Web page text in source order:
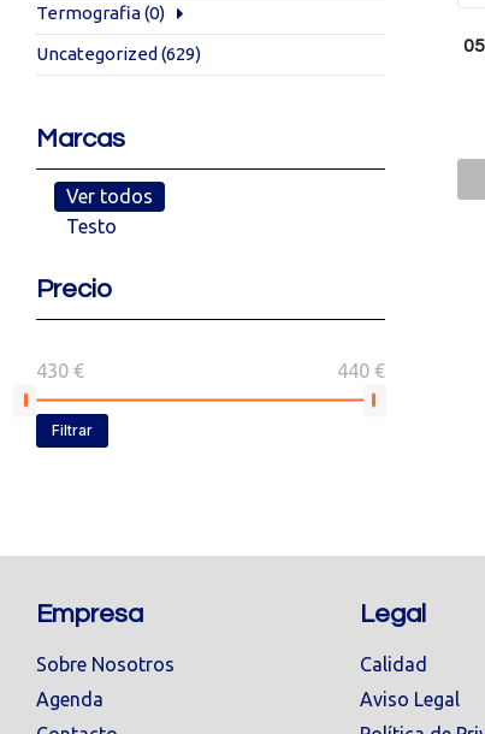
Termografia(0)
Uncategorized (629)
Marcas
Ver todos
Testo
Precio
430 € 440 €
Filtrar
Empresa
Sobre Nosotros
Agenda
Legal
Calidad
Aviso Legal